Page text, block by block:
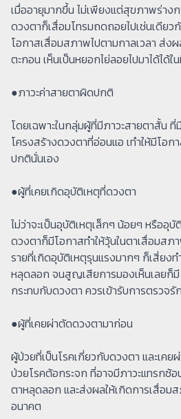
เมื่ออายุมากขึ้น ไม่เพียงแต่สุขภาพร่าง
ดวงตาก็เสื่อมโทรมถดถอยไปเช่นเดียว
โอกาสเสื่อมสภาพไปตามกาลเวลา ส่ง
ตะกอน เห็นเป็นหยอกไย่ลอยไปมาได้ได้ใ
●ภาวะค่าสายตาผิดปกติ
โดยเฉพาะในกลุ่มผู้ที่มีภาวะสายตาสั้น
โครงสร้างดวงตาที่อ่อนแอ เทำให้มีโอก
ปกตินั่นเอง
●ผู้ที่เคยเกิดอุบัติเหตุที่ดวงตา
ไม่ว่าจะเป็นอุบัติเหตุเล็กๆ น้อยๆ หรืออุ
ดวงตาก็มีโอกาสทำให้วุ้นในตาเสื่อมสภ
รายที่เกิดอุบัติเหตุรุนแรงมากๆ ก็เสี่ยง
หลุดลอก จนสูญเสียการมองเห็นเลยก็มี
กระทบกับดวงตา ควรเข้ารับการตรวจ
●ผู้ที่เคยผ่าตัดดวงตามาก่อน
ผู้ป่วยที่เป็นโรคเกี่ยวกับดวงตา และเค
ป่วยโรคต้อกระจก ที่อาจมีภาวะแทรกซ้
ตาหลุดลอก และส่งผลให้เกิดการเสื่อม
อนาคต